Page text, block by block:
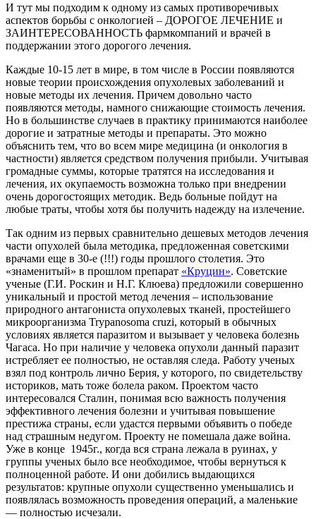
И тут мы подходим к одному из самых противоречивых
аспектов борьбы с онкологией – ДОРОГОЕ ЛЕЧЕНИЕ и
ЗАИНТЕРЕСОВАННОСТЬ фармкомпаний и врачей в
поддержании этого дорогого лечения.
Каждые 10-15 лет в мире, в том числе в России появляются
новые теории происхождения опухолевых заболеваний и
новые методы их лечения. Причем довольно часто
появляются методы, намного снижающие стоимость лечения.
Но в большинстве случаев в практику принимаются наиболее
дорогие и затратные методы и препараты. Это можно
объяснить тем, что во всем мире медицина (и онкология в
частности) является средством получения прибыли. Учитывая
громадные суммы, которые тратятся на исследования и
лечения, их окупаемость возможна только при внедрении
очень дорогостоящих методик. Ведь больные пойдут на
любые траты, чтобы хотя бы получить надежду на излечение.
Так одним из первых сравнительно дешевых методов лечения
части опухолей была методика, предложенная советскими
врачами еще в 30-е (!!!) годы прошлого столетия. Это
«знаменитый» в прошлом препарат «Круцин». Советские
ученые (Г.И. Роскин и Н.Г. Клюева) предложили совершенно
уникальный и простой метод лечения – использование
природного антагониста опухолевых тканей, простейшего
микроорганизма Trypanosoma cruzi, который в обычных
условиях является паразитом и вызывает у человека болезнь
Чагаса. Но при наличие у человека опухоли данный паразит
истребляет ее полностью, не оставляя следа. Работу ученых
взял под контроль лично Берия, у которого, по свидетельству
историков, мать тоже болела раком. Проектом часто
интересовался Сталин, понимая всю важность получения
эффективного лечения болезни и учитывая повышение
престижа страны, если удастся первыми объявить о победе
над страшным недугом. Проекту не помешала даже война.
Уже в конце 1945г., когда вся страна лежала в руинах, у
группы ученых было все необходимое, чтобы вернуться к
полноценной работе. И они добились выдающихся
результатов: крупные опухоли существенно уменьшались и
появлялась возможность проведения операций, а маленькие
— полностью исчезали.